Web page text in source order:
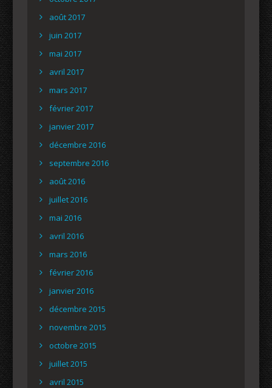
août 2017
juin 2017
mai 2017
avril 2017
mars 2017
février 2017
janvier 2017
décembre 2016
septembre 2016
août 2016
juillet 2016
mai 2016
avril 2016
mars 2016
février 2016
janvier 2016
décembre 2015
novembre 2015
octobre 2015
juillet 2015
avril 2015